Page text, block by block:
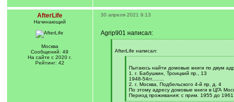
AfterLife
Начинающий
Москва
Сообщений: 49
На сайте с 2020 г.
Рейтинг: 42
30 апреля 2021 9:13
Agrip901 написал:
q
AfterLife написал:
q
]
Пытаюсь найти домовые книги по двум
1. г. Бабушкин, Троицкий пр., 13
1948-54гг........
2. г. Москва, Подбельского 4-й пр, д. 4
По этому адресу домовые книги в ЦГА
Период проживания: с прим. 1955 до 1961
[